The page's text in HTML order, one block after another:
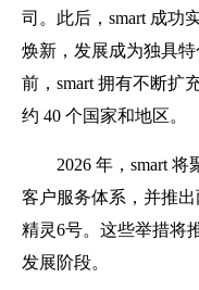
司。此后，smart 成功
焕新，发展成为独具
前，smart 拥有不断扩
约 40 个国家和地区。
2026 年，smart
客户服务体系，并推出
精灵6号。这些举措将
发展阶段。